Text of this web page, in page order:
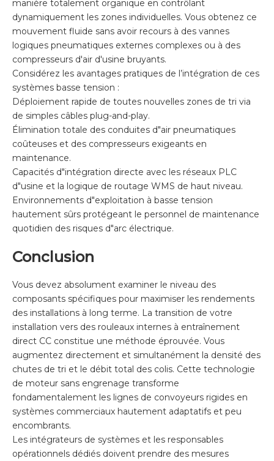
manière totalement organique en contrôlant
dynamiquement les zones individuelles. Vous obtenez ce
mouvement fluide sans avoir recours à des vannes
logiques pneumatiques externes complexes ou à des
compresseurs d'air d'usine bruyants.
Considérez les avantages pratiques de l’intégration de ces
systèmes basse tension :
Déploiement rapide de toutes nouvelles zones de tri via
de simples câbles plug-and-play.
Élimination totale des conduites d"air pneumatiques
coûteuses et des compresseurs exigeants en
maintenance.
Capacités d"intégration directe avec les réseaux PLC
d"usine et la logique de routage WMS de haut niveau.
Environnements d"exploitation à basse tension
hautement sûrs protégeant le personnel de maintenance
quotidien des risques d"arc électrique.
Conclusion
Vous devez absolument examiner le niveau des
composants spécifiques pour maximiser les rendements
des installations à long terme. La transition de votre
installation vers des rouleaux internes à entraînement
direct CC constitue une méthode éprouvée. Vous
augmentez directement et simultanément la densité des
chutes de tri et le débit total des colis. Cette technologie
de moteur sans engrenage transforme
fondamentalement les lignes de convoyeurs rigides en
systèmes commerciaux hautement adaptatifs et peu
encombrants.
Les intégrateurs de systèmes et les responsables
opérationnels dédiés doivent prendre des mesures